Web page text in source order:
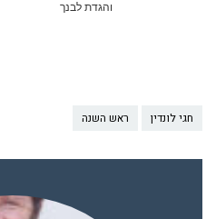
והגדת לבנך
חגי לונדין ראש השנה